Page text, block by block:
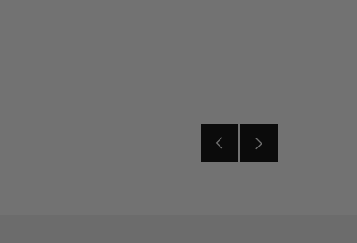
Äldre